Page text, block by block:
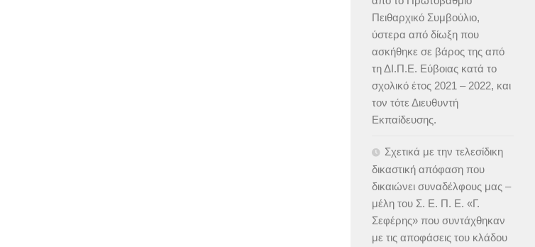
Πειθαρχικό Συμβούλιο,
ύστερα από δίωξη που
ασκήθηκε σε βάρος της από
τη ΔΙ.Π.Ε. Εύβοιας κατά το
σχολικό έτος 2021 – 2022, και
τον τότε Διευθυντή
Εκπαίδευσης.
Σχετικά με την τελεσίδικη
δικαστική απόφαση που
δικαιώνει συναδέλφους μας –
μέλη του Σ. Ε. Π. Ε. «Γ.
Σεφέρης» που συντάχθηκαν
με τις αποφάσεις του κλάδου